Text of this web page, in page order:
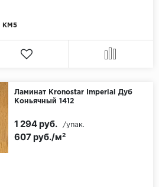
SPC Stronghold
Tarkett
Tulesna
КМ5
Ламинат Kronostar Imperial Дуб
Коньячный 1412
607 руб./м²
1 294 руб. /упак.